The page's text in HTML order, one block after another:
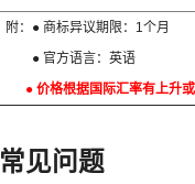
附：● 商标异议期限：1个
● 官方语言：英语 ●
● 价格根据国际汇率有上升
常见问题